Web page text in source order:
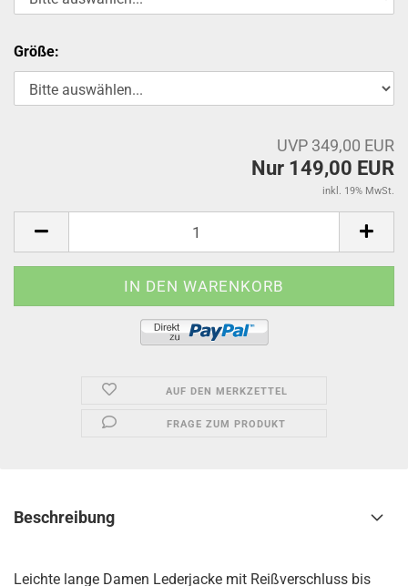
Größe:
UVP 349,00 EUR
Nur 149,00 EUR
inkl. 19% MwSt.
AUF DEN MERKZETTEL
FRAGE ZUM PRODUKT
Beschreibung
Leichte lange Damen Lederjacke mit Reißverschluss bis